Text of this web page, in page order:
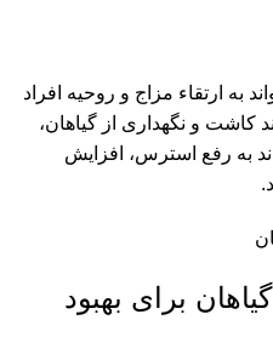
به ارتقاء مزاج و روحیه افراد
کاشت و نگهداری از گیاهان،
به رفع استرس، افزایش
برای بهبود